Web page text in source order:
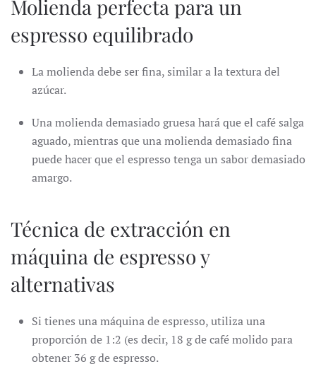
Molienda perfecta para un
espresso equilibrado
La molienda debe ser fina, similar a la textura del
azúcar.
Una molienda demasiado gruesa hará que el café salga
aguado, mientras que una molienda demasiado fina
puede hacer que el espresso tenga un sabor demasiado
amargo.
Técnica de extracción en
máquina de espresso y
alternativas
Si tienes una máquina de espresso, utiliza una
proporción de 1:2 (es decir, 18 g de café molido para
obtener 36 g de espresso.